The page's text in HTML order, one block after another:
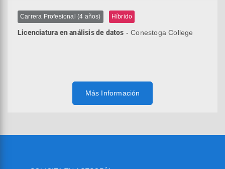
Carrera Profesional (4 años) Híbrido
Licenciatura en análisis de datos - Conestoga College
Más Información